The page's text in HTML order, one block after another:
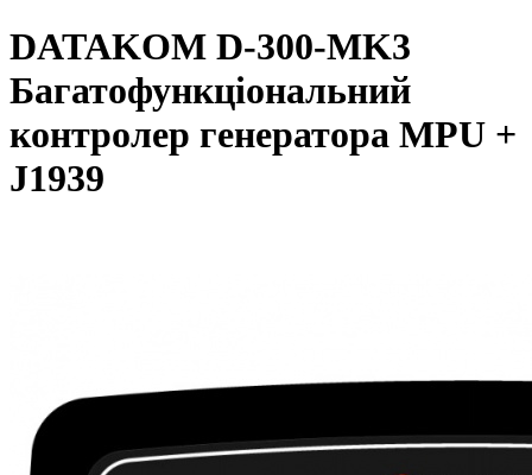
DATAKOM D-300-MK3
Багатофункціональний
контролер генератора MPU +
J1939